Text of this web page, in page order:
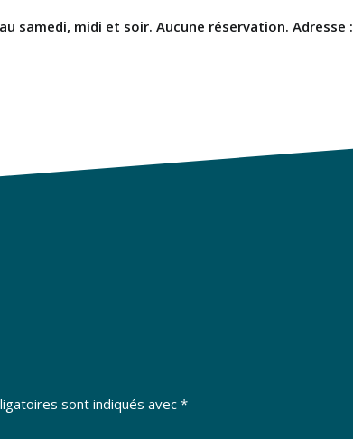
samedi, midi et soir. Aucune réservation. Adresse :
sont indiqués avec*